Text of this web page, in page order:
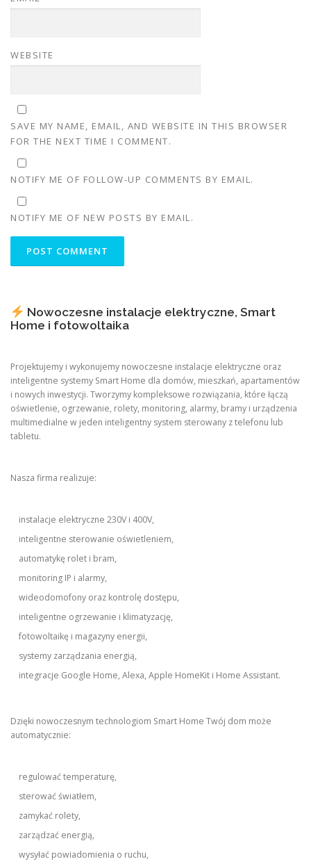
WEBSITE
SAVE MY NAME, EMAIL, AND WEBSITE IN THIS BROWSER
FOR THE NEXT TIME I COMMENT.
NOTIFY ME OF FOLLOW-UP COMMENTS BY EMAIL.
NOTIFY ME OF NEW POSTS BY EMAIL.
Nowoczesne instalacje elektryczne, Smart
Home i fotowoltaika
Projektujemy i wykonujemy nowoczesne instalacje elektryczne oraz
inteligentne systemy Smart Home dla domów, mieszkań, apartamentów
i nowych inwestycji. Tworzymy kompleksowe rozwiązania, które łączą
oświetlenie, ogrzewanie, rolety, monitoring, alarmy, bramy i urządzenia
multimedialne w jeden inteligentny system sterowany z telefonu lub
tabletu.
Nasza firma realizuje:
instalacje elektryczne 230V i 400V,
inteligentne sterowanie oświetleniem,
automatykę rolet i bram,
monitoring IP i alarmy,
wideodomofony oraz kontrolę dostępu,
inteligentne ogrzewanie i klimatyzację,
fotowoltaikę i magazyny energii,
systemy zarządzania energią,
integracje Google Home, Alexa, Apple HomeKit i Home Assistant.
Dzięki nowoczesnym technologiom Smart Home Twój dom może
automatycznie:
regulować temperaturę,
sterować światłem,
zamykać rolety,
zarządzać energią,
wysyłać powiadomienia o ruchu,